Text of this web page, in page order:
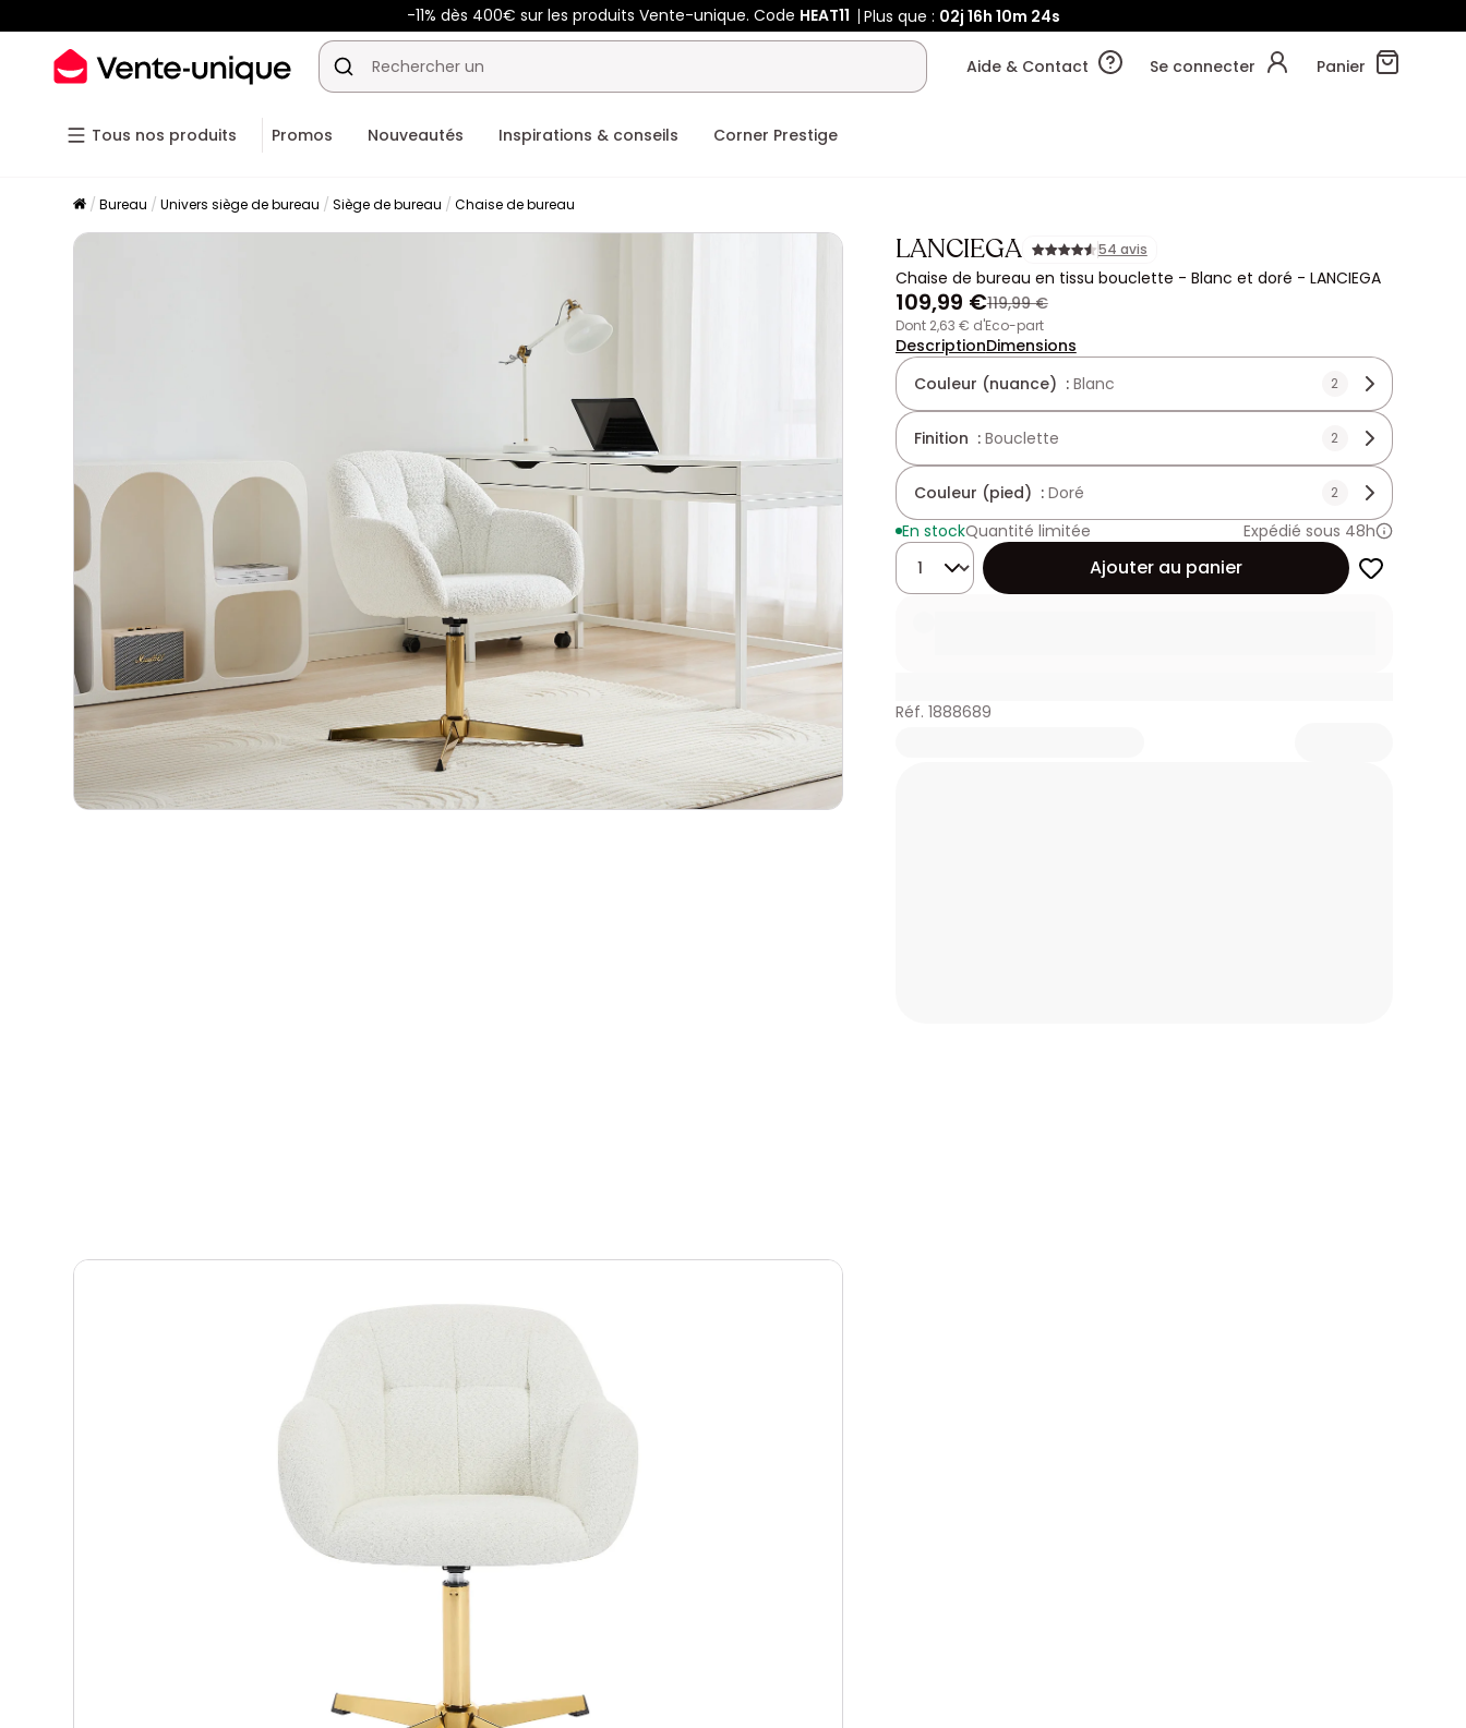
-11% dès 400€ sur les produits Vente-unique. Code HEAT11 Plus que : 02j 16h 10m 22s
Aide & Contact Se connecter Panier
Tous nos produits Promos Nouveautés Inspirations & conseils Corner Prestige
Bureau Univers siège de bureau Siège de bureau Chaise de bureau
LANCIEGA 54 avis
Chaise de bureau en tissu bouclette - Blanc et doré - LANCIEGA
109,99 €119,99 €
dont 2,63 € d'Eco-part
DescriptionDimensions
Couleur (nuance) : Blanc 2
Finition : Bouclette 2
Couleur (pied) : Doré 2
En stockQuantité limitée
Expédié sous 48h
Quantité
Ajouter au panier
Réf. 1888689